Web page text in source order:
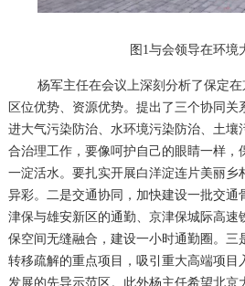
图1与会领导在环境
杨军主任在会议上深刻分析了保定
区位优势、资源优势。提出了三个协同关
进大气污染防治、水环境污染防治、土壤
合治理工作，要像呵护自己的眼睛一样，
一淀活水。要扎实开展白洋淀连片美丽乡
异彩。二是交通协同，加快建设一批交通
津保与雄安新区的通勤、京津保城际高速
保空间无缝融合，建设一小时通勤圈。三
转移疏解的重点项目，吸引重大高端项目
发展的先导示范区。此外杨主任希望北京